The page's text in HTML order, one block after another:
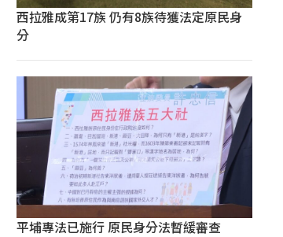
西拉雅成第17族 仍有8族待獲法定原民身
分
平埔專法已施行 原民身分法暫緩審查